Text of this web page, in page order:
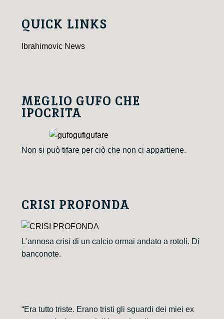
QUICK LINKS
Ibrahimovic News
MEGLIO GUFO CHE
IPOCRITA
Non si può tifare per ciò che non ci appartiene.
CRISI PROFONDA
L'annosa crisi di un calcio ormai andato a rotoli. Di
banconote.
“Era tutto triste. Erano tristi gli sguardi dei miei ex